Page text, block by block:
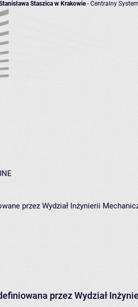
Staszica w Krakowie- Centralny
przez Wydział Inżynierii
przez Wydział